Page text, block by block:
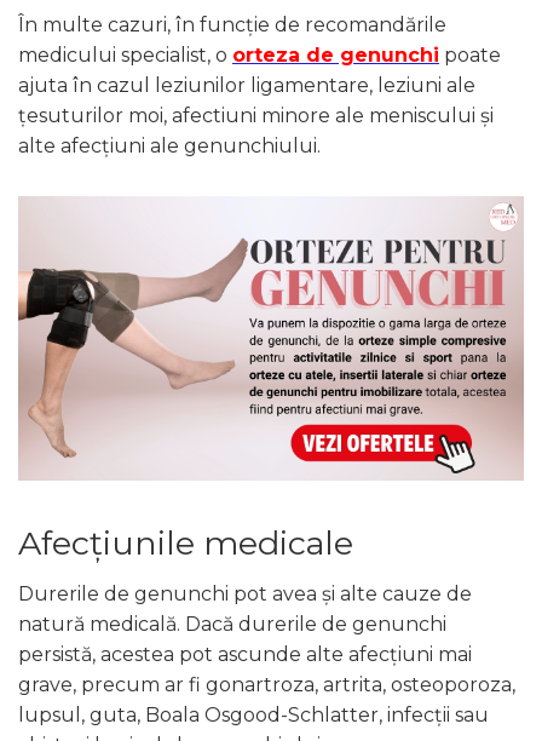
În multe cazuri, în funcție de recomandările
medicului specialist, o orteza de genunchi poate
ajuta în cazul leziunilor ligamentare, leziuni ale
țesuturilor moi, afectiuni minore ale meniscului și
alte afecțiuni ale genunchiului.
Afecțiunile medicale
Durerile de genunchi pot avea și alte cauze de
natură medicală. Dacă durerile de genunchi
persistă, acestea pot ascunde alte afecțiuni mai
grave, precum ar fi gonartroza, artrita, osteoporoza,
lupsul, guta, Boala Osgood-Schlatter, infecții sau